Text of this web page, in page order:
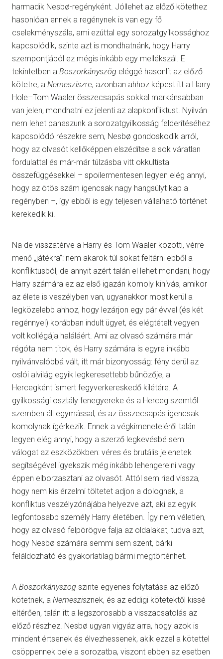
harmadik Nesbø-regényként. Jóllehet az előző kötethez
hasonlóan ennek a regénynek is van egy fő
cselekményszála, ami ezúttal egy sorozatgyilkossághoz
kapcsolódik, szinte azt is mondhatnánk, hogy Harry
szempontjából ez mégis inkább egy mellékszál. E
tekintetben a Boszorkányszög eléggé hasonlít az előző
kötetre, a Nemesziszre, azonban ahhoz képest itt a Harry
Hole–Tom Waaler összecsapás sokkal markánsabban
van jelen, mondhatni ez jelenti az alapkonfliktust. Nyilván
nem lehet panaszunk a sorozatgyilkosság felderítéséhez
kapcsolódó részekre sem, Nesbø gondoskodik arról,
hogy az olvasót kellőképpen elszédítse a sok váratlan
fordulattal és már-már túlzásba vitt okkultista
összefüggésekkel – spoilermentesen legyen elég annyi,
hogy az ötös szám igencsak nagy hangsúlyt kap a
regényben –, így ebből is egy teljesen vállalható történet
kerekedik ki.
Na de visszatérve a Harry és Tom Waaler közötti, vérre
menő „játékra”: nem akarok túl sokat feltárni ebből a
konfliktusból, de annyit azért talán el lehet mondani, hogy
Harry számára ez az első igazán komoly kihívás, amikor
az élete is veszélyben van, ugyanakkor most kerül a
legközelebb ahhoz, hogy lezárjon egy pár évvel (és két
regénnyel) korábban indult ügyet, és elégtételt vegyen
volt kollégája haláláért. Ami az olvasó számára már
régóta nem titok, és Harry számára is egyre inkább
nyilvánvalóbbá vált, itt már bizonyosság: fény derül az
oslói alvilág egyik legkeresettebb bűnözője, a
Hercegként ismert fegyverkereskedő kilétére. A
gyilkossági osztály fenegyereke és a Herceg szemtől
szemben áll egymással, és az összecsapás igencsak
komolynak ígérkezik. Ennek a végkimeneteléről talán
legyen elég annyi, hogy a szerző legkevésbé sem
válogat az eszközökben: véres és brutális jelenetek
segítségével igyekszik még inkább lehengerelni vagy
éppen elborzasztani az olvasót. Attól sem riad vissza,
hogy nem kis érzelmi töltetet adjon a dolognak, a
konfliktus veszélyzónájába helyezve azt, aki az egyik
legfontosabb személy Harry életében. Így nem véletlen,
hogy az olvasó felpörögve falja az oldalakat, tudva azt,
hogy Nesbø számára semmi sem szent, bárki
feláldozható és gyakorlatilag bármi megtörténhet.
A Boszorkányszög szinte egyenes folytatása az előző
kötetnek, a Nemeszisznek, és az eddigi kötetektől kissé
eltérően, talán itt a legszorosabb a visszacsatolás az
előző részhez. Nesbø ugyan vigyáz arra, hogy azok is
mindent értsenek és élvezhessenek, akik ezzel a kötettel
csöppennek bele a sorozatba, viszont ebben az esetben